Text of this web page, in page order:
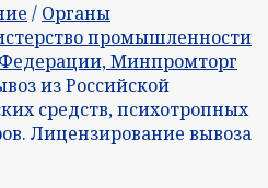
/ Органы
промышленности
Минпромторг
из Российской
средств, психотропных
Лицензирование вывоза